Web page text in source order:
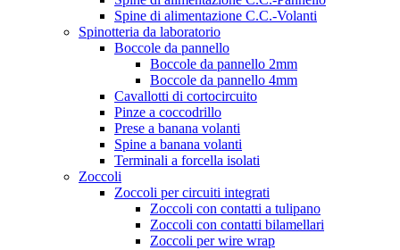
Spine di alimentazione C.C.-Volanti
Spinotteria da laboratorio
Boccole da pannello
Boccole da pannello 2mm
Boccole da pannello 4mm
Cavallotti di cortocircuito
Pinze a coccodrillo
Prese a banana volanti
Spine a banana volanti
Terminali a forcella isolati
Zoccoli
Zoccoli per circuiti integrati
Zoccoli con contatti a tulipano
Zoccoli con contatti bilamellari
Zoccoli per wire wrap